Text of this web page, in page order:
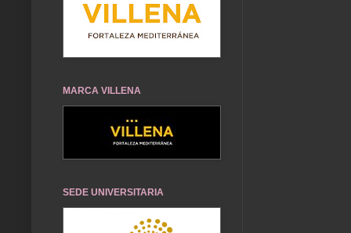
MARCA VILLENA
SEDE UNIVERSITARIA